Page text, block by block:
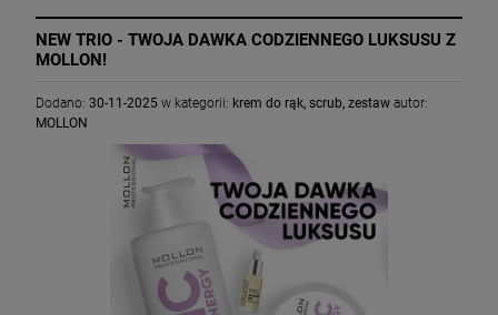
NEW TRIO - TWOJA DAWKA CODZIENNEGO LUKSUSU Z
MOLLON!
Dodano: 30-11-2025 w kategorii: krem do rąk, scrub, zestaw autor:
MOLLON